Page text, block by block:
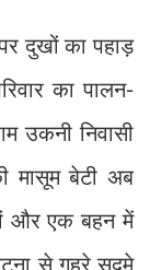
दुखों का पहाड़
का पालन-
उकनी निवासी
मासूम बेटी अब
और एक बहन में